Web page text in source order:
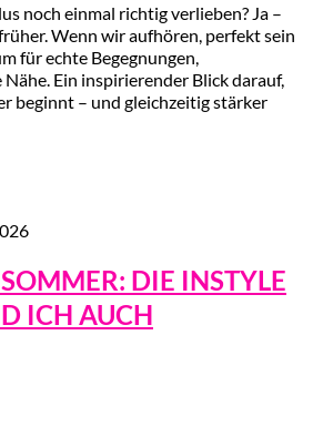
noch einmal richtig verlieben? Ja –
Wenn wir aufhören, perfekt sein
für echte Begegnungen,
Ein inspirierender Blick darauf,
beginnt – und gleichzeitig stärker
DIE INSTYLE
ICH AUCH